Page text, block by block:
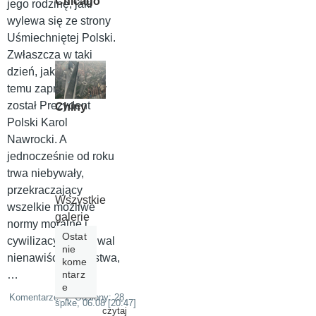
jego rodzinę, jaki
wylewa się ze strony
Uśmiechniętej Polski.
Zwłaszcza w taki
dzień, jak dziś Rok
temu zaprzysiężony
został Prezydent
Polski Karol
Nawrocki. A
jednocześnie od roku
trwa niebywały,
przekraczający
wszelkie możliwe
normy moralne i
cywilizacyjne festiwal
nienawiści, chamstwa,
…
Komentarze: 1, Odsłony: 28,
czytaj
Chiny
Wszystkie
galerie
Ostat
nie
kome
ntarz
e
spike,06.08 [20:47]